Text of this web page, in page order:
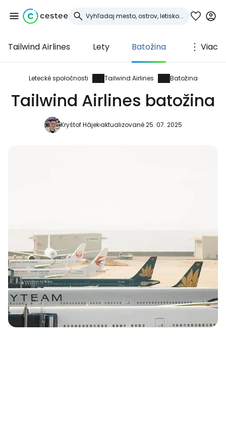
Tailwind Airlines Lety Batožina Viac
Letecké spoločnosti Tailwind Airlines Batožina
Tailwind Airlines batožina
Kryštof Hájekaktualizované 25. 07. 2025
Prihláste sa do
služby Cestee
... celosvetovej komunity cestovateľov